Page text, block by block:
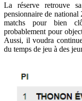
La réserve retrouve
pensionnaire de
matchs pour bien
probablement pour
Aussi, il voudra
du temps de jeu à des